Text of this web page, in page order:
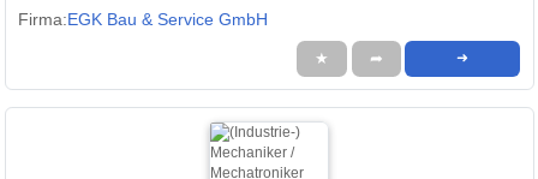
Firma:EGK Bau & Service GmbH
★ ➦ ➜